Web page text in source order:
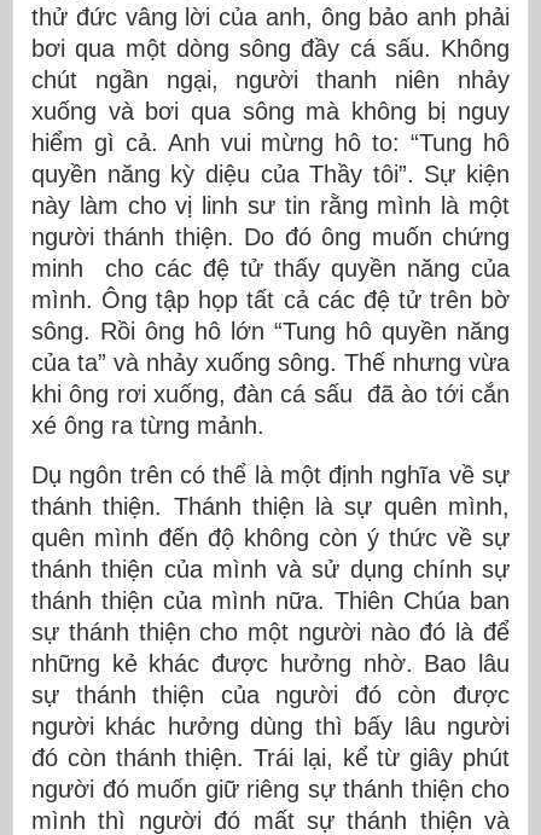
thử đức vâng lời của anh, ông bảo anh phải
bơi qua một dòng sông đầy cá sấu. Không
chút ngần ngại, người thanh niên nhảy
xuống và bơi qua sông mà không bị nguy
hiểm gì cả. Anh vui mừng hô to: “Tung hô
quyền năng kỳ diệu của Thầy tôi”. Sự kiện
này làm cho vị linh sư tin rằng mình là một
người thánh thiện. Do đó ông muốn chứng
minh cho các đệ tử thấy quyền năng của
mình. Ông tập họp tất cả các đệ tử trên bờ
sông. Rồi ông hô lớn “Tung hô quyền năng
của ta” và nhảy xuống sông. Thế nhưng vừa
khi ông rơi xuống, đàn cá sấu đã ào tới cắn
xé ông ra từng mảnh.
Dụ ngôn trên có thể là một định nghĩa về sự
thánh thiện. Thánh thiện là sự quên mình,
quên mình đến độ không còn ý thức về sự
thánh thiện của mình và sử dụng chính sự
thánh thiện của mình nữa. Thiên Chúa ban
sự thánh thiện cho một người nào đó là để
những kẻ khác được hưởng nhờ. Bao lâu
sự thánh thiện của người đó còn được
người khác hưởng dùng thì bấy lâu người
đó còn thánh thiện. Trái lại, kể từ giây phút
người đó muốn giữ riêng sự thánh thiện cho
mình thì người đó mất sự thánh thiện và